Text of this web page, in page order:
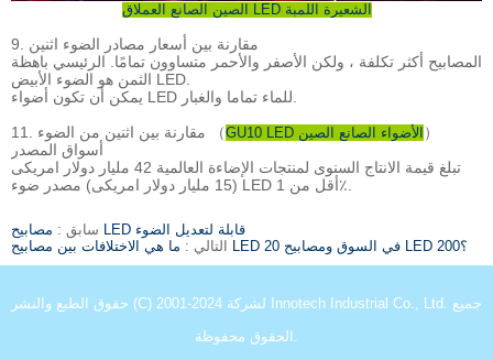
الصين الصانع العملاق LED الشعيرة اللمبة
9. مقارنة بين أسعار مصادر الضوء اثنين
المصابيح أكثر تكلفة ، ولكن الأصفر والأحمر متساوون تمامًا. الرئيسي باهظة
الثمن هو الضوء الأبيض LED.
يمكن أن تكون أضواء LED للماء تماما والغبار.
11. مقارنة بين اثنين من الضوء （
GU10 LED الأضواء الصانع الصين ）
أسواق المصدر
تبلغ قيمة الانتاج السنوى لمنتجات الإضاءة العالمية 42 مليار دولار امريكى
(15 مليار دولار امريكى) مصدر ضوء LED أقل من 1٪.
سابق :
مصابيح LED قابلة لتعديل الضوء
التالي :
ما هي الاختلافات بين مصابيح LED 20 في السوق ومصابيح LED 200؟
حقوق الطبع والنشر (C) 2001-2024 لشركة Innotech Industrial Co., Ltd. جميع
الحقوق محفوظة.